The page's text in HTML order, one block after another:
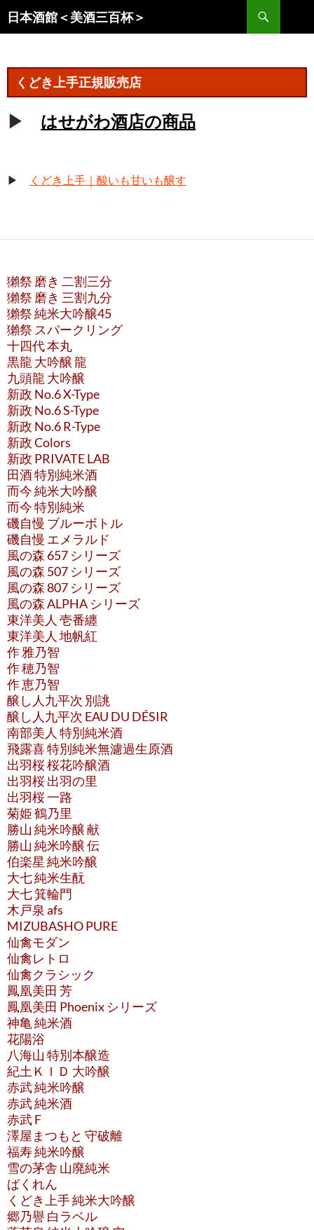
ン
キ
日本酒館＜美酒三百杯＞
索
くどき上手正規販売店
▶ はせがわ酒店の商品
▶ くどき上手｜酸いも甘いも醸す
獺祭 磨き 二割三分
獺祭 磨き 三割九分
獺祭 純米大吟醸45
獺祭 スパークリング
十四代 本丸
黒龍 大吟醸 龍
九頭龍 大吟醸
新政 No.6 X-Type
新政 No.6 S-Type
新政 No.6 R-Type
新政 Colors
新政 PRIVATE LAB
田酒 特別純米酒
而今 純米大吟醸
而今 特別純米
磯自慢 ブルーボトル
磯自慢 エメラルド
風の森 657 シリーズ
風の森 507 シリーズ
風の森 807 シリーズ
風の森 ALPHA シリーズ
東洋美人 壱番纏
東洋美人 地帆紅
作 雅乃智
作 穂乃智
作 恵乃智
醸し人九平次 別誂
醸し人九平次 EAU DU DÉSIR
南部美人 特別純米酒
飛露喜 特別純米無濾過生原酒
出羽桜 桜花吟醸酒
出羽桜 出羽の里
出羽桜 一路
菊姫 鶴乃里
勝山 純米吟醸 献
勝山 純米吟醸 伝
伯楽星 純米吟醸
大七 純米生酛
大七 箕輪門
木戸泉 afs
MIZUBASHO PURE
仙禽モダン
仙禽レトロ
仙禽クラシック
鳳凰美田 芳
鳳凰美田 Phoenix シリーズ
神亀 純米酒
花陽浴
八海山 特別本醸造
紀土ＫＩＤ 大吟醸
赤武 純米吟醸
赤武 純米酒
赤武 F
澤屋まつもと 守破離
福寿 純米吟醸
雪の茅舎 山廃純米
ばくれん
くどき上手 純米大吟醸
郷乃譽 白ラベル